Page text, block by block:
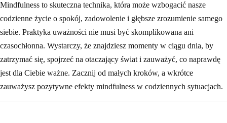
Mindfulness to skuteczna technika, która może wzbogacić nasze
codzienne życie o spokój, zadowolenie i głębsze zrozumienie samego
siebie. Praktyka uważności nie musi być skomplikowana ani
czasochłonna. Wystarczy, że znajdziesz momenty w ciągu dnia, by
zatrzymać się, spojrzeć na otaczający świat i zauważyć, co naprawdę
jest dla Ciebie ważne. Zacznij od małych kroków, a wkrótce
zauważysz pozytywne efekty mindfulness w codziennych sytuacjach.